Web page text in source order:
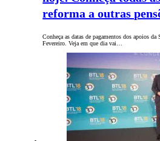
reforma a outras
Conheça as datas de pagamentos dos apoios da
Fevereiro. Veja em que dia vai…